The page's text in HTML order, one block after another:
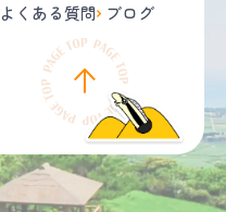
よくある質問 ブログ